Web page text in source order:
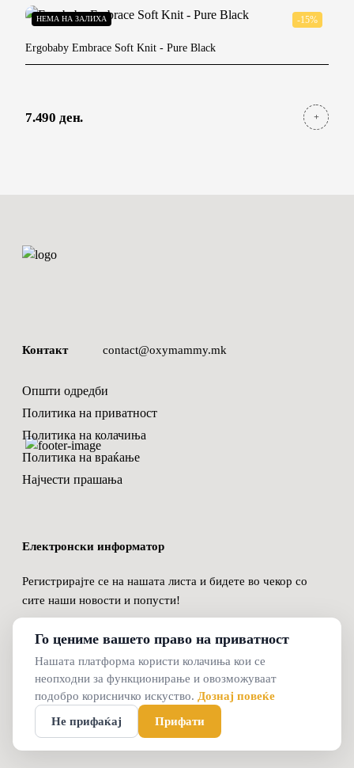
-15%
НЕМА НА ЗАЛИХА
Ergobaby Embrace Soft Knit - Pure Black
7.490 ден.
Контакт contact@oxymammy.mk
Општи одредби
Политика на приватност
Политика на колачиња
Политика на враќање
Најчести прашања
Електронски информатор
Регистрирајте се на нашата листа и бидете во чекор со
сите наши новости и попусти!
© 2024 Oxymammy
Го цениме вашето право на приватност
Нашата платформа користи колачиња кои се
неопходни за функционирање и овозможуваат
подобро корисничко искуство. Дознај повеќе
Не прифаќај
Прифати